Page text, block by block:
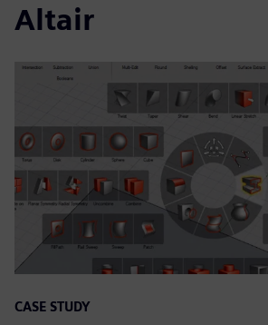
Altair
CASE STUDY